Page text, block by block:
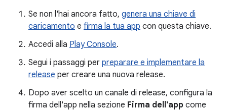
Se non l'hai ancora fatto, genera una chiave di
caricamento e firma la tua app con questa chiave.
Accedi alla Play Console.
Segui i passaggi per preparare e implementare la
release per creare una nuova release.
Dopo aver scelto un canale di release, configura la
firma dell'app nella sezione Firma dell'app come